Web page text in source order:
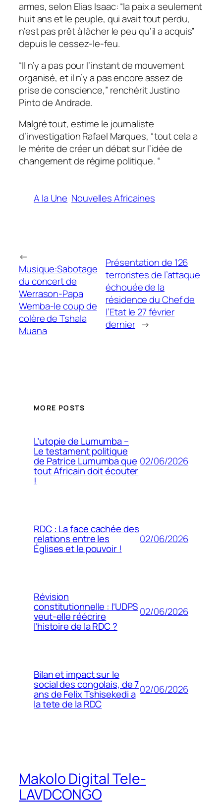
armes, selon Elias Isaac: “la paix a seulement
huit ans et le peuple, qui avait tout perdu,
n’est pas prêt à lâcher le peu qu’il a acquis”
depuis le cessez-le-feu.
“Il n’y a pas pour l’instant de mouvement
organisé, et il n’y a pas encore assez de
prise de conscience,” renchérit Justino
Pinto de Andrade.
Malgré tout, estime le journaliste
d’investigation Rafael Marques, “tout cela a
le mérite de créer un débat sur l’idée de
changement de régime politique. “
A la Une Nouvelles Africaines
←
Musique:Sabotage
du concert de
Werrason-Papa
Wemba-le coup de
colère de Tshala
Muana
Présentation de 126
terroristes de l’attaque
échouée de la
résidence du Chef de
l’Etat le 27 février
dernier →
MORE POSTS
L’utopie de Lumumba –
Le testament politique
de Patrice Lumumba que
tout Africain doit écouter
!
02/06/2026
RDC : La face cachée des
relations entre les
Églises et le pouvoir !
02/06/2026
Révision
constitutionnelle : l’UDPS
veut-elle réécrire
l’histoire de la RDC ?
02/06/2026
Bilan et impact sur le
social des congolais, de 7
ans de Felix Tshisekedi a
la tete de la RDC
02/06/2026
Makolo Digital Tele-
LAVDCONGO